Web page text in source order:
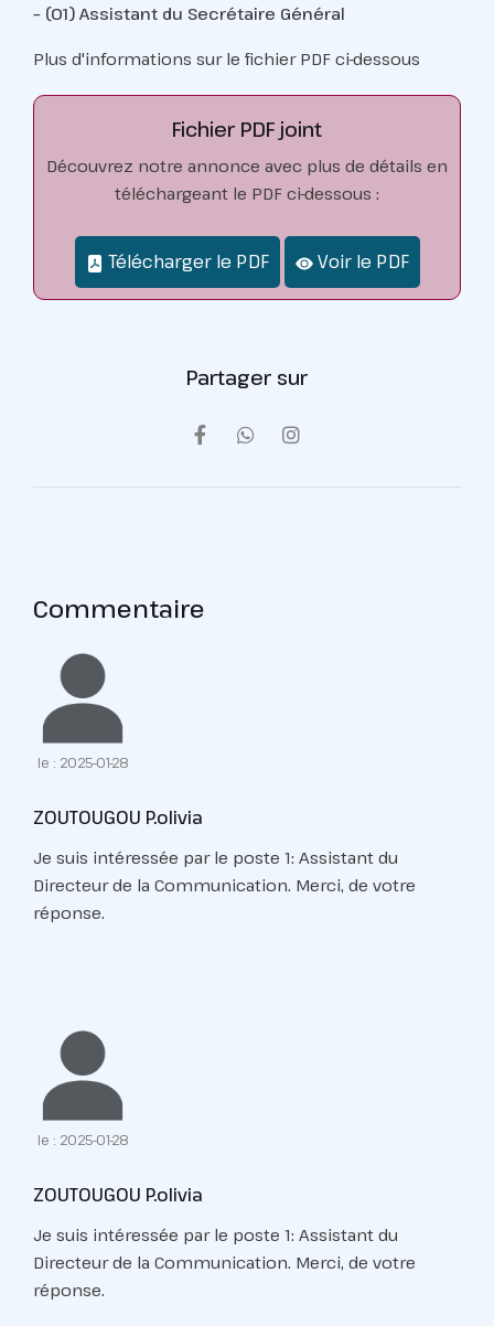
– (01) Assistant du Secrétaire Général
Plus d'informations sur le fichier PDF ci-dessous
Fichier PDF joint
Découvrez notre annonce avec plus de détails en
téléchargeant le PDF ci-dessous :
Télécharger le PDF Voir le PDF
Partager sur
Commentaire
le : 2025-01-28
ZOUTOUGOU P.olivia
Je suis intéressée par le poste 1: Assistant du
Directeur de la Communication. Merci, de votre
réponse.
le : 2025-01-28
ZOUTOUGOU P.olivia
Je suis intéressée par le poste 1: Assistant du
Directeur de la Communication. Merci, de votre
réponse.